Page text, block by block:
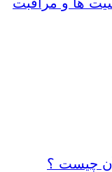
آن چیست ؟